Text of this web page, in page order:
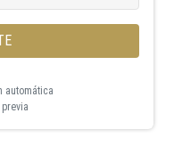
automática